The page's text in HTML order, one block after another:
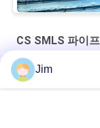
CS SMLS 파이프
수력 발전소 SCH80
Jim